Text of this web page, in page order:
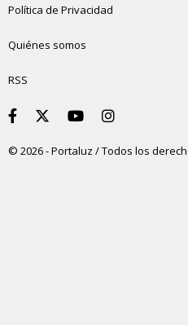
Política de Privacidad
Quiénes somos
RSS
© 2026 - Portaluz / Todos los